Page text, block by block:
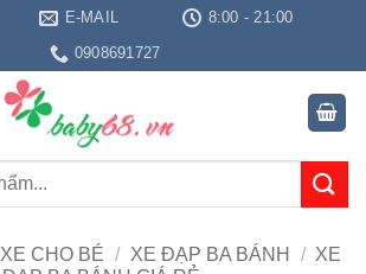
E-MAIL
8:00 - 21:00
0908691727
XE CHO BÉ / XE ĐẠP BA BÁNH / XE